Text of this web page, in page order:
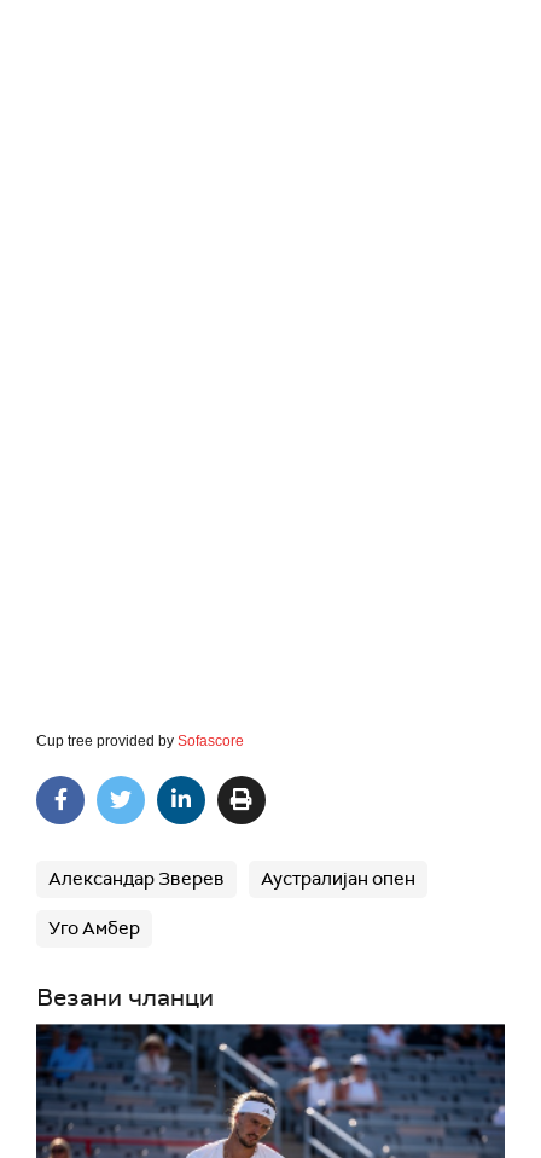
Cup tree provided by Sofascore
Александар Зверев Аустралијан опен
Уго Амбер
Везани чланци